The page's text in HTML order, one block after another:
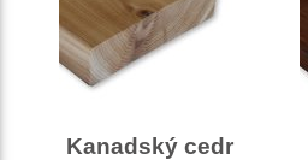
Kanadský cedr